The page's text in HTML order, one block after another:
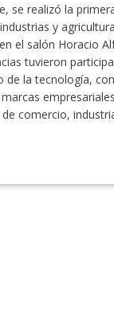
se realizó la
y
el salón Horacio
tuvieron
la tecnología,
comercio,